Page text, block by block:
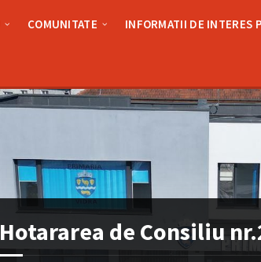
COMUNITATE INFORMATII DE INTERES
Hotararea de Consiliu